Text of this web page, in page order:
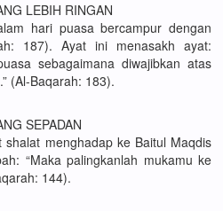
LEBIH RINGAN
hari puasa bercampur dengan
187). Ayat ini menasakh ayat:
sebagaimana diwajibkan atas
(Al-Baqarah: 183).
SEPADAN
shalat menghadap ke Baitul Maqdis
“Maka palingkanlah mukamu ke
144).